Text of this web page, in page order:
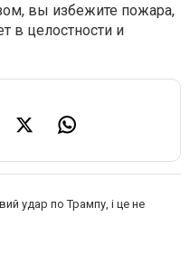
вы избежите пожара,
в целостности и
удар по Трампу, і це не